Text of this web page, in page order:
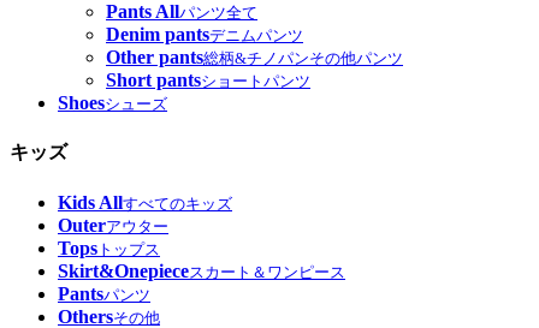
Pants Allパンツ全て
Denim pantsデニムパンツ
Other pants総柄&チノパンその他パンツ
Short pantsショートパンツ
Shoesシューズ
キッズ
Kids Allすべてのキッズ
Outerアウター
Tops トップス
Skirt&Onepieceスカート＆ワンピース
Pantsパンツ
Othersその他